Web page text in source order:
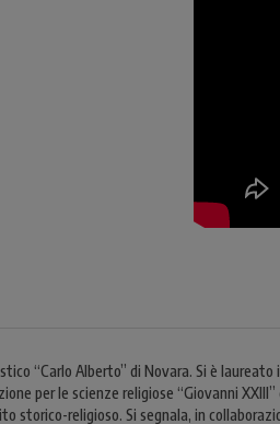
“Carlo Alberto” di Novara. Si è
per le scienze religiose “Giovanni
religioso. Si segnala, in